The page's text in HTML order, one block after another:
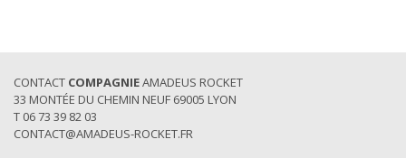
CONTACT COMPAGNIEAMADEUS ROCKET
33 MONTÉE DU CHEMIN NEUF 69005 LYON
T 06 73 39 82 03
CONTACT@AMADEUS-ROCKET.FR